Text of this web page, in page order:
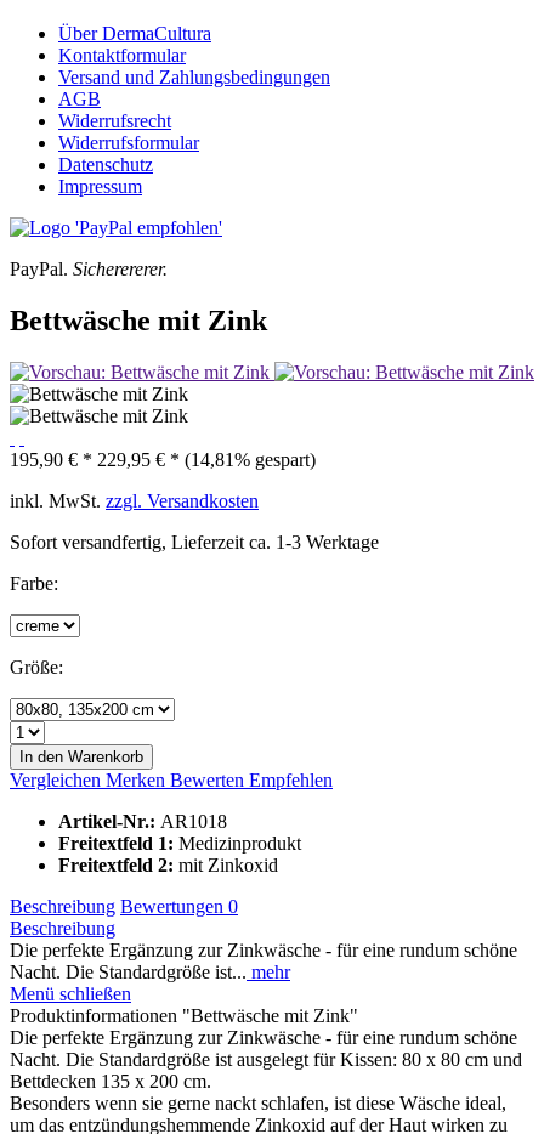
Über DermaCultura
Kontaktformular
Versand und Zahlungsbedingungen
AGB
Widerrufsrecht
Widerrufsformular
Datenschutz
Impressum
PayPal. Sicherererer.
Bettwäsche mit Zink
195,90 € * 229,95 € * (14,81% gespart)
inkl. MwSt. zzgl. Versandkosten
Sofort versandfertig, Lieferzeit ca. 1-3 Werktage
Farbe:
Größe:
In den Warenkorb
Vergleichen Merken Bewerten Empfehlen
Artikel-Nr.: AR1018
Freitextfeld 1: Medizinprodukt
Freitextfeld 2: mit Zinkoxid
Beschreibung Bewertungen 0
Beschreibung
Die perfekte Ergänzung zur Zinkwäsche - für eine rundum schöne
Nacht. Die Standardgröße ist... mehr
Menü schließen
Produktinformationen "Bettwäsche mit Zink"
Die perfekte Ergänzung zur Zinkwäsche - für eine rundum schöne
Nacht. Die Standardgröße ist ausgelegt für Kissen: 80 x 80 cm und
Bettdecken 135 x 200 cm.
Besonders wenn sie gerne nackt schlafen, ist diese Wäsche ideal,
um das entzündungshemmende Zinkoxid auf der Haut wirken zu